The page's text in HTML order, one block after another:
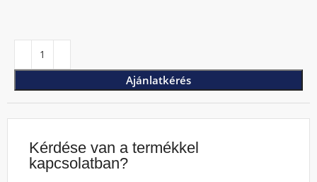
Ajánlatkérés
Kérdése van a termékkel
kapcsolatban?